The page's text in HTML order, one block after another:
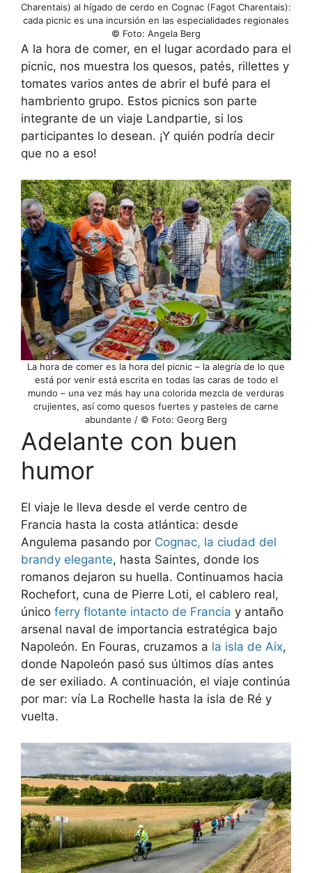
Charentais) al hígado de cerdo en Cognac (Fagot Charentais):
cada picnic es una incursión en las especialidades regionales
© Foto: Angela Berg
A la hora de comer, en el lugar acordado para el
picnic, nos muestra los quesos, patés, rillettes y
tomates varios antes de abrir el bufé para el
hambriento grupo. Estos picnics son parte
integrante de un viaje Landpartie, si los
participantes lo desean. ¡Y quién podría decir
que no a eso!
La hora de comer es la hora del picnic – la alegría de lo que
está por venir está escrita en todas las caras de todo el
mundo – una vez más hay una colorida mezcla de verduras
crujientes, así como quesos fuertes y pasteles de carne
abundante / © Foto: Georg Berg
Adelante con buen
humor
El viaje le lleva desde el verde centro de
Francia hasta la costa atlántica: desde
Angulema pasando por Cognac, la ciudad del
brandy elegante, hasta Saintes, donde los
romanos dejaron su huella. Continuamos hacia
Rochefort, cuna de Pierre Loti, el cablero real,
único ferry flotante intacto de Francia y antaño
arsenal naval de importancia estratégica bajo
Napoleón. En Fouras, cruzamos a la isla de Aix,
donde Napoleón pasó sus últimos días antes
de ser exiliado. A continuación, el viaje continúa
por mar: vía La Rochelle hasta la isla de Ré y
vuelta.